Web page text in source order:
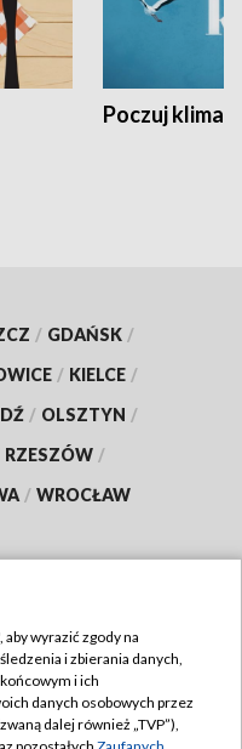
Poczuj klimat
/ GDAŃSK /
/ KIELCE /
/ OLSZTYN /
RZESZÓW /
/ WROCŁAW
TVP
wyrazić zgody na
i zbierania danych,
i ich
danych osobowych przez
dalej również „TVP”),